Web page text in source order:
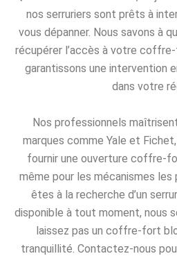
nos serruriers sont prêts à
vous dépanner. Nous savons à
récupérer l’accès à votre
garantissons une intervention
dans votre
Nos professionnels
marques comme Yale et
fournir une ouverture coffre-
même pour les mécanismes les
êtes à la recherche d’un
disponible à tout moment, nous
laissez pas un coffre-fort
tranquillité. Contactez-nous